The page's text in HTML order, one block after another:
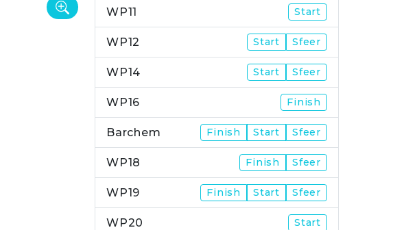
WP11 Start
WP12 Start Sfeer
WP14 Start Sfeer
WP16 Finish
Barchem Finish Start Sfeer
WP18 Finish Sfeer
WP19 Finish Start Sfeer
WP20 Start